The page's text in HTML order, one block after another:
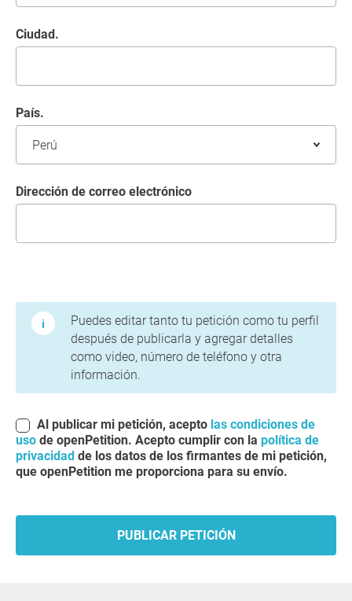
Ciudad.
País.
Dirección de correo electrónico
Puedes editar tanto tu petición como tu perfil
después de publicarla y agregar detalles
como video, número de teléfono y otra
información.
Al publicar mi petición, acepto las condiciones de
uso de openPetition. Acepto cumplir con la política de
privacidad de los datos de los firmantes de mi petición,
que openPetition me proporciona para su envío.
PUBLICAR PETICIÓN